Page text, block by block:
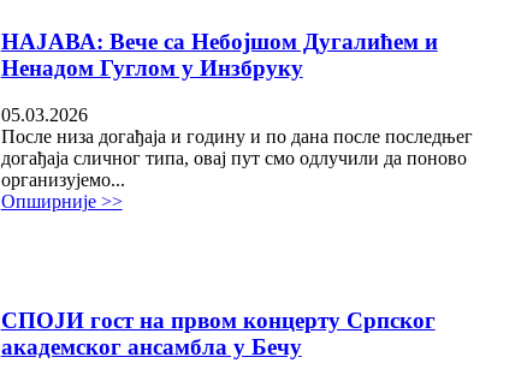
НАЈАВА: Вече са Небојшом Дугалићем и
Ненадом Гуглом у Инзбруку
05.03.2026
После низа догађаја и годину и по дана после последњег
догађаја сличног типа, овај пут смо одлучили да поново
организујемо...
Опширније >>
СПОЈИ гост на првом концерту Српског
академског ансамбла у Бечу